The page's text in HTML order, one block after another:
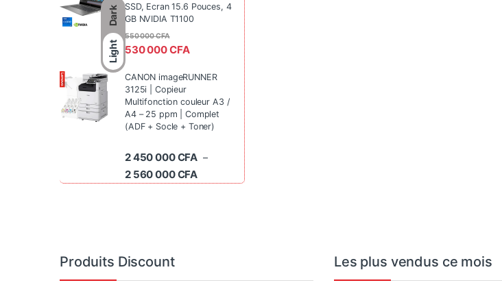
Dark
Light
SSD, Ecran 15.6 Pouces, 4
GB NVIDIA T1100
530 000CFA
550 000CFA
CANON imageRUNNER
3125i | Copieur
Multifonction couleur A3 /
A4 – 25 ppm | Complet
(ADF + Socle + Toner)
2 450 000CFA –
2 560 000CFA Plage de prix : 2 450 000 CFA à 2 560 000 CFA
Produits Discount Les plus vendus ce mois